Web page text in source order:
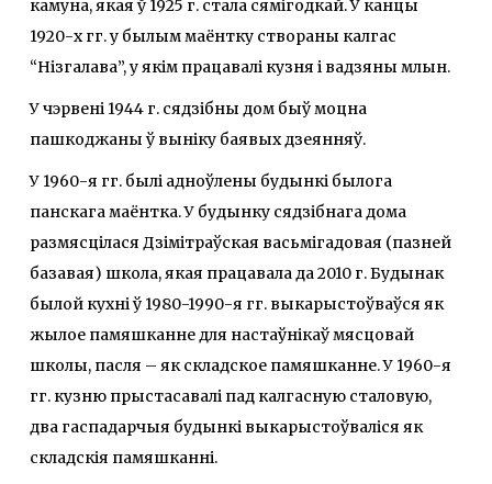
камуна, якая ў 1925 г. стала сямігодкай. У канцы
1920-х гг. у былым маёнтку створаны калгас
“Нізгалава”, у якім працавалі кузня і вадзяны млын.
У чэрвені 1944 г. сядзібны дом быў моцна
пашкоджаны ў выніку баявых дзеянняў.
У 1960-я гг. былі адноўлены будынкі былога
панскага маёнтка. У будынку сядзібнага дома
размясцілася Дзімітраўская васьмігадовая (пазней
базавая) школа, якая працавала да 2010 г. Будынак
былой кухні ў 1980-1990-я гг. выкарыстоўваўся як
жылое памяшканне для настаўнікаў мясцовай
школы, пасля – як складское памяшканне. У 1960-я
гг. кузню прыстасавалі пад калгасную сталовую,
два гаспадарчыя будынкі выкарыстоўваліся як
складскія памяшканні.